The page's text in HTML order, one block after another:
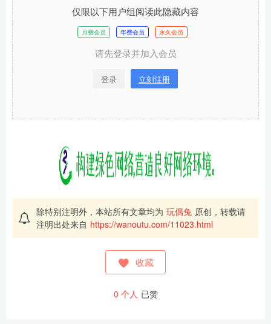
仅限以下用户组阅读此隐藏内容
月费会员 年费会员 永久会员
请先登录并加入会员
登录 立刻注册
除特别注明外，本站所有文章均为 玩偶兔 原创，转载请
注明出处来自 https://wanoutu.com/11023.html
收藏
0 个人 已赞